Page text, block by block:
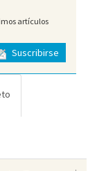
artículos
Suscribirse